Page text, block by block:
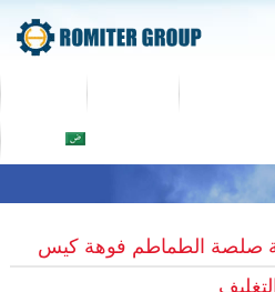
آلة صلصة الطماطم فوهة كيس